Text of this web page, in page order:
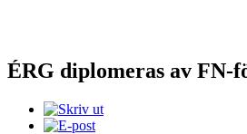
ÉRG diplomeras av FN-